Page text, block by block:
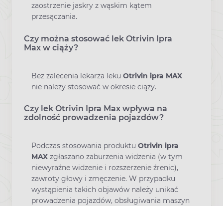
zaostrzenie jaskry z wąskim kątem
przesączania.
Czy można stosować lek Otrivin Ipra
Max w ciąży?
Bez zalecenia lekarza leku Otrivin ipra MAX
nie należy stosować w okresie ciąży.
Czy lek Otrivin Ipra Max wpływa na
zdolność prowadzenia pojazdów?
Podczas stosowania produktu Otrivin ipra
MAX zgłaszano zaburzenia widzenia (w tym
niewyraźne widzenie i rozszerzenie źrenic),
zawroty głowy i zmęczenie. W przypadku
wystąpienia takich objawów należy unikać
prowadzenia pojazdów, obsługiwania maszyn